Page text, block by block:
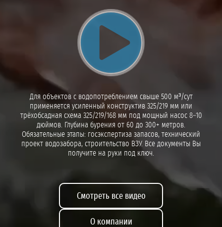
Воспроизвести видео
Для объектов с водопотреблением свыше 500 м³/сут
применяется усиленный конструктив 325/219 мм или
трёхобсадная схема 325/219/168 мм под мощный насос 8–10
дюймов. Глубина бурения от 60 до 300+ метров.
Обязательные этапы: госэкспертиза запасов, технический
проект водозабора, строительство ВЗУ. Все документы Вы
получите на руки под ключ.
Смотреть все видео
О компании